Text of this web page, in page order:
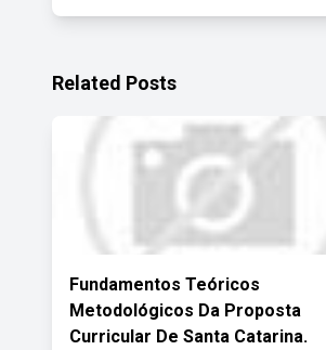
Related Posts
Fundamentos Teóricos
Metodológicos Da Proposta
Curricular De Santa Catarina.